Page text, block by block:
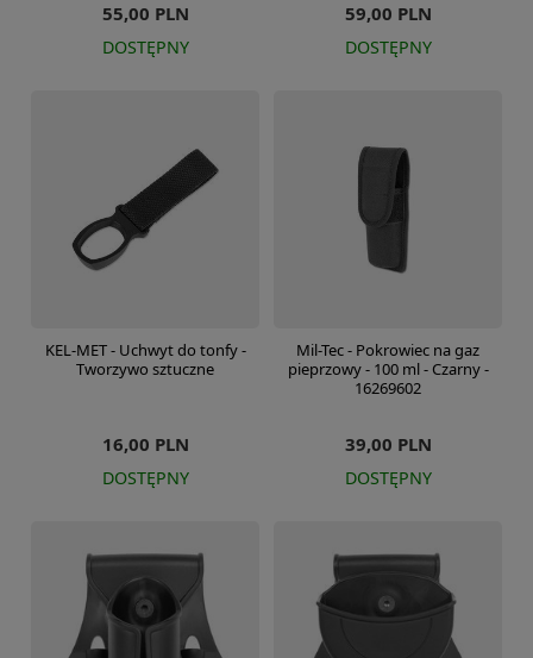
55,00 PLN
DOSTĘPNY
59,00 PLN
DOSTĘPNY
KEL-MET - Uchwyt do tonfy -
Tworzywo sztuczne
16,00 PLN
DOSTĘPNY
Mil-Tec - Pokrowiec na gaz
pieprzowy - 100 ml - Czarny -
16269602
39,00 PLN
DOSTĘPNY